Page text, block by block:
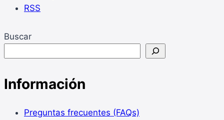
RSS
Buscar
Información
Preguntas frecuentes (FAQs)